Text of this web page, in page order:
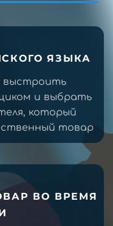
ЯЗЫКА
выстроить
и выбрать
который
товар
ВО ВРЕМЯ